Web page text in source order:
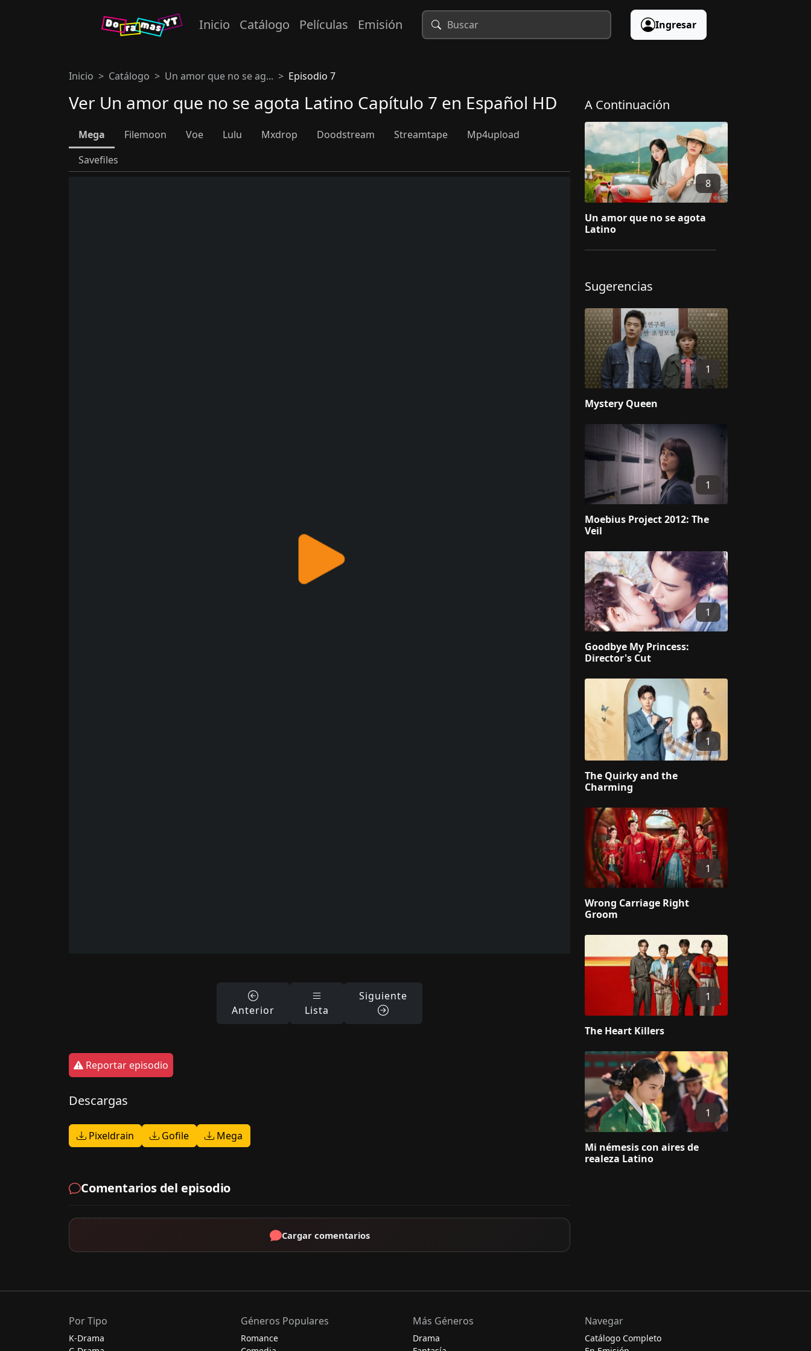
Inicio Catálogo Películas Emisión Ingresar
Inicio Catálogo Un amor que no se ag... Episodio 7
Ver Un amor que no se agota Latino Capítulo 7 en Español HD
Mega Filemoon Voe Lulu Mxdrop Doodstream Streamtape
Mp4upload
Savefiles
Anterior Lista
Siguiente
Reportar episodio
Descargas
Pixeldrain Gofile Mega
Comentarios del episodio
Cargar comentarios
A Continuación
8
Un amor que no se agota
Latino
Sugerencias
1
Mystery Queen
1
Moebius Project 2012: The
Veil
1
Goodbye My Princess:
Director's Cut
1
The Quirky and the
Charming
1
Wrong Carriage Right
Groom
1
The Heart Killers
1
Mi némesis con aires de
realeza Latino
Por Tipo
K-Drama
Géneros Populares
Romance
Más Géneros
Drama
Navegar
Catálogo Completo